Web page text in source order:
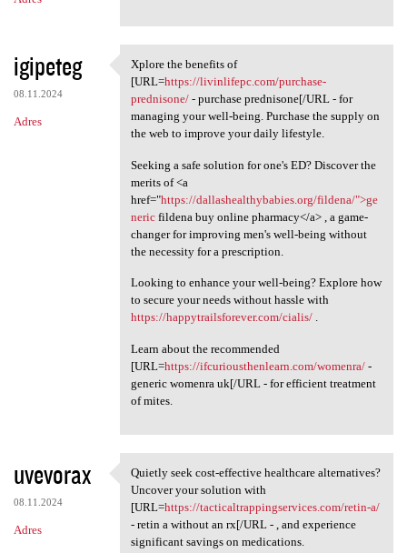
igipeteg
08.11.2024
Adres
Xplore the benefits of [URL
Xplore the benefits of
[URL=https://livinlifepc.com/purchase-
prednisone/- purchase prednisone[/URL - for
managing your well-being. Purchase the supply on
the web to improve your daily lifestyle.
Seeking a safe solution for one's ED? Discover the
merits of <a
href="https://dallashealthybabies.org/fildena/">ge
nericfildena buy online pharmacy</a> , a game-
changer for improving men's well-being without
the necessity for a prescription.
Looking to enhance your well-being? Explore how
to secure your needs without hassle with
https://happytrailsforever.com/cialis/.
Learn about the recommended
[URL=https://ifcuriousthenlearn.com/womenra/-
generic womenra uk[/URL - for efficient treatment
of mites.
uvevorax
08.11.2024
Adres
Quietly seek cost-effective
Quietly seek cost-effective healthcare alternatives?
Uncover your solution with
[URL=https://tacticaltrappingservices.com/retin-a/
- retin a without an rx[/URL - , and experience
significant savings on medications.